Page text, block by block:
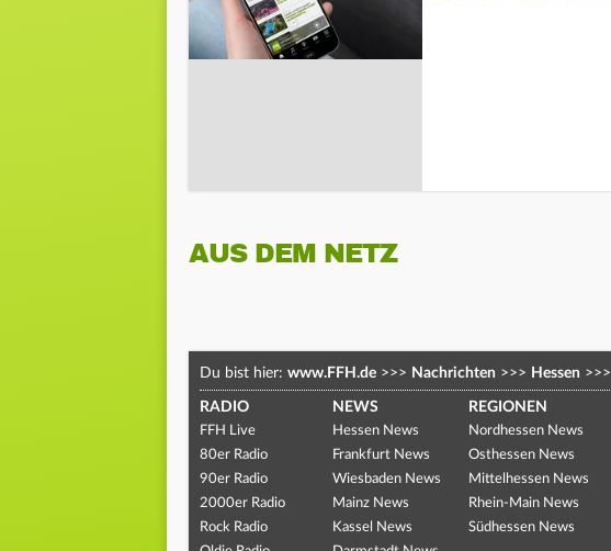
AUS DEM NETZ
Du bist hier: www.FFH.de >>> Nachrichten >>> Hessen >>>
RADIO
FFH Live
80er Radio
90er Radio
2000er Radio
Rock Radio
NEWS
Hessen News
Frankfurt News
Wiesbaden News
Mainz News
Kassel News
REGIONEN
Nordhessen News
Osthessen News
Mittelhessen News
Rhein-Main News
Südhessen News